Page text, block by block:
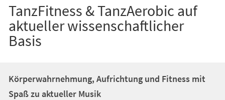
TanzFitness & TanzAerobic auf
aktueller wissenschaftlicher
Basis
Körperwahrnehmung, Aufrichtung und Fitness mit
Spaß zu aktueller Musik